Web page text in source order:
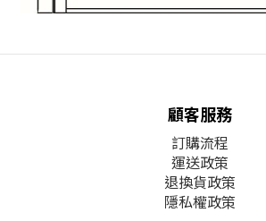
顧客服務
訂購流程
運送政策
退換貨政策
隱私權政策